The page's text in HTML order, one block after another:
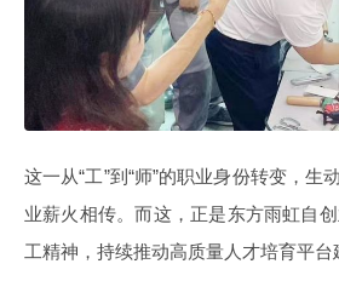
这一从“工”到“师”的职业身份转变，
业薪火相传。而这，正是东方雨虹自
工精神，持续推动高质量人才培育平台